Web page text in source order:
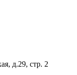
д.29, стр. 2